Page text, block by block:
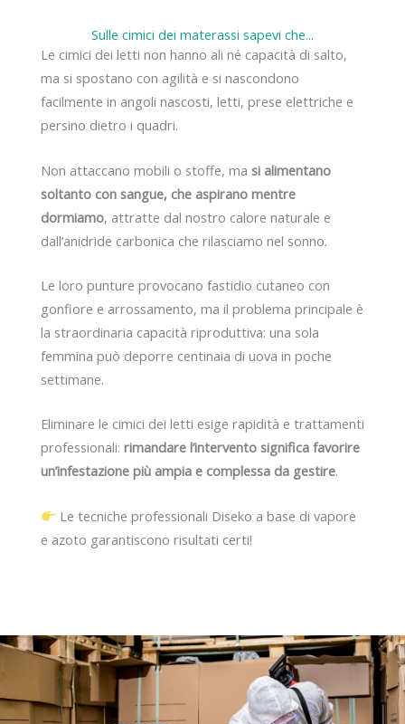
Sulle cimici dei materassi sapevi che...
Le cimici dei letti non hanno ali né capacità di salto,
ma si spostano con agilità e si nascondono
facilmente in angoli nascosti, letti, prese elettriche e
persino dietro i quadri.
Non attaccano mobili o stoffe, ma si alimentano
soltanto con sangue, che aspirano mentre
dormiamo, attratte dal nostro calore naturale e
dall’anidride carbonica che rilasciamo nel sonno.
Le loro punture provocano fastidio cutaneo con
gonfiore e arrossamento, ma il problema principale è
la straordinaria capacità riproduttiva: una sola
femmina può deporre centinaia di uova in poche
settimane.
Eliminare le cimici dei letti esige rapidità e trattamenti
professionali: rimandare l’intervento significa favorire
un’infestazione più ampia e complessa da gestire.
Le tecniche professionali Diseko a base di vapore
e azoto garantiscono risultati certi!